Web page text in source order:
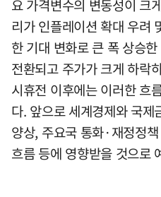
요 가격변수의 변동성이 크
리가 인플레이션 확대 우려
한 기대 변화로 큰 폭 상승
전환되고 주가가 크게 하락
시휴전 이후에는 이러한 흐
다. 앞으로 세계경제와 국
양상, 주요국 통화·재정정
흐름 등에 영향받을 것으로